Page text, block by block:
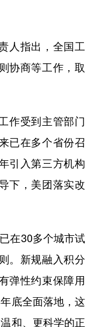
江西
湖南
重庆
指出，全国工
协商等工作，取
受到主管部门
已在多个省份召
引入第三方机构
下，美团落实改
在30多个城市试
。新规融入积分
弹性约束保障用
底全面落地，这
和、更科学的正